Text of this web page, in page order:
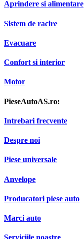
Aprindere si alimentare
Sistem de racire
Evacuare
Confort si interior
Motor
PieseAutoAS.ro:
Intrebari frecvente
Despre noi
Piese universale
Anvelope
Producatori piese auto
Marci auto